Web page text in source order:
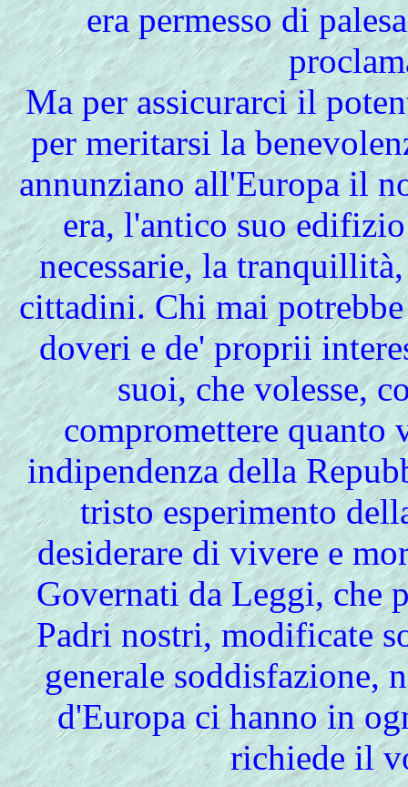
era permesso di
Ma per assicurarci il
per meritarsi la
annunziano all'Europa il
era, l'antico suo
necessarie, la
cittadini. Chi mai
doveri e de' proprii
suoi, che volesse,
compromettere quanto
indipendenza della
tristo esperimento
desiderare di vivere e
Governati da Leggi, che
Padri nostri, modificate
generale soddisfazione,
d'Europa ci hanno in
richiede il